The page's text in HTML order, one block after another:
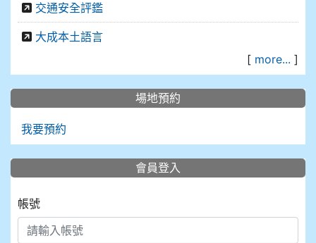
交通安全評鑑
大成本土語言
[ more... ]
場地預約
我要預約
會員登入
帳號